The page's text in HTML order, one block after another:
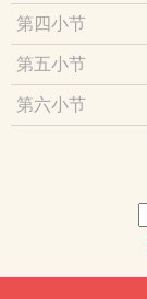
第四小节
第五小节
第六小节